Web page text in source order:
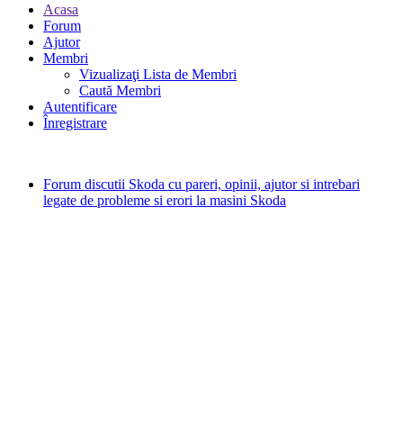
Acasa
Forum
Ajutor
Membri
Vizualizaţi Lista de Membri
Caută Membri
Autentificare
Înregistrare
Forum discutii Skoda cu pareri, opinii, ajutor si intrebari
legate de probleme si erori la masini Skoda